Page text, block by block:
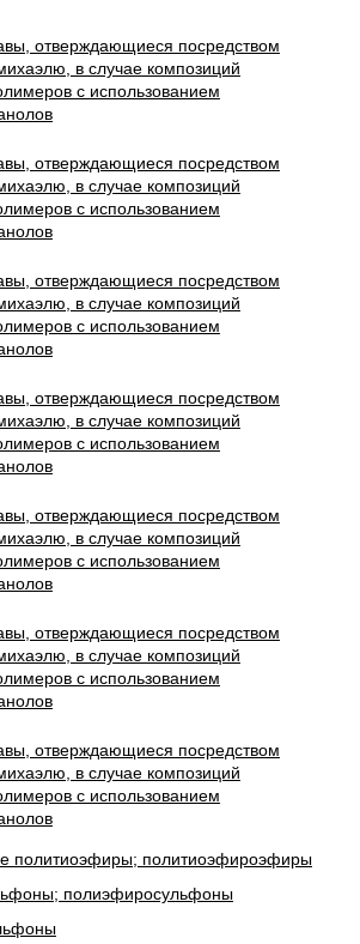
политиоэфиры; политиоэфироэфиры
полиэфиросульфоны